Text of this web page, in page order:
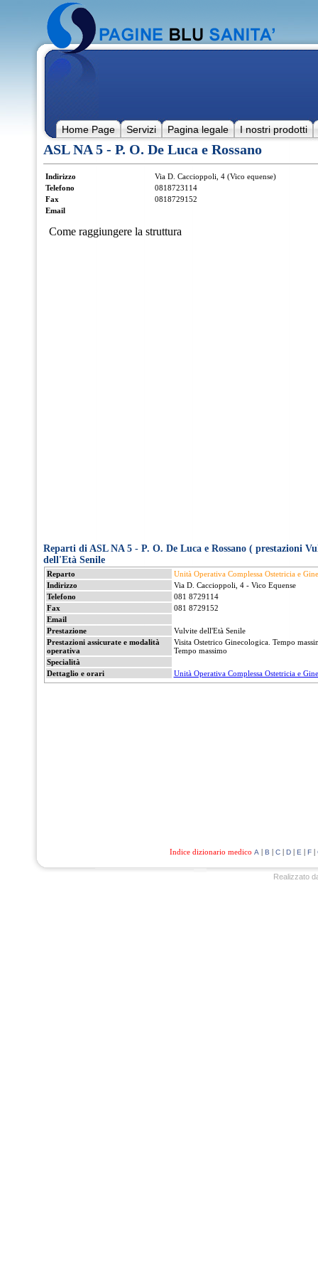
Home Page Servizi Pagina legale I nostri prodotti
ASL NA 5 - P. O. De Luca e Rossano
Indirizzo
Via D. Caccioppoli, 4 (Vico equense)
Telefono
0818723114
Fax
0818729152
Email
Reparti di ASL NA 5 - P. O. De Luca e Rossano ( prestazioni
dell'Età Senile
Reparto
Unità Operativa Complessa Ostetricia e
Indirizzo
Via D. Caccioppoli, 4 - Vico Equense
Telefono
081 8729114
Fax
081 8729152
Email
Prestazione
Vulvite dell'Età Senile
Prestazioni assicurate e modalità
operativa
Visita Ostetrico Ginecologica. Tempo
Tempo massimo
Specialità
Dettaglio e orari
Unità Operativa Complessa Ostetricia e
Indice dizionario medico A | B | C| D| E | F|
Realizzato